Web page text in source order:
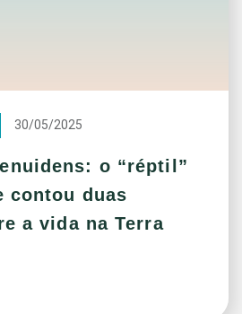
30/05/2025
o “réptil”
contou duas
a vida na Terra